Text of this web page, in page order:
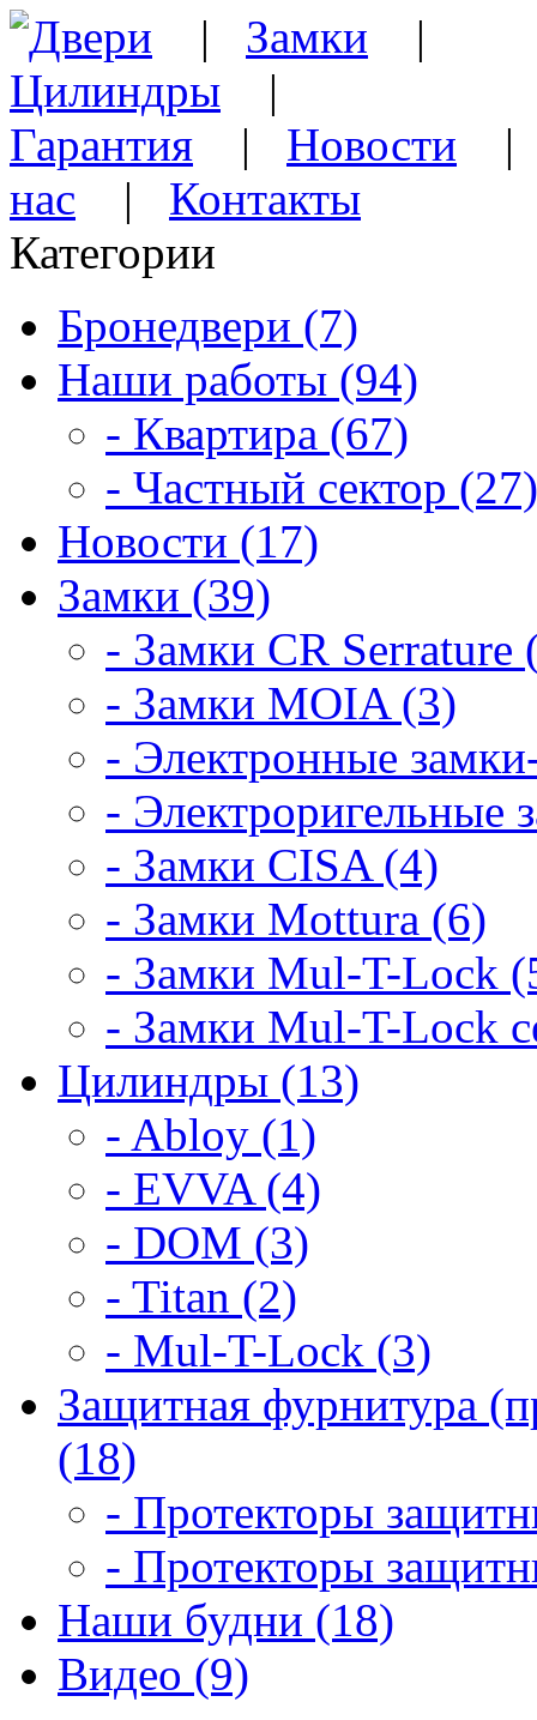
Двери | Замки |
Цилиндры |
Гарантия | Новости
нас | Контакты
Категории
Бронедвери (7)
Наши работы (94)
- Квартира (67)
- Частный сектор (27)
Новости (17)
Замки (39)
- Замки CR Serrature
- Замки MOIA (3)
- Электронные
-
- Замки CISA (4)
- Замки Mottura (6)
- Замки Mul-T-Lock
- Замки Mul-T-Lock
Цилиндры (13)
- Abloy (1)
- EVVA (4)
- DOM (3)
- Titan (2)
- Mul-T-Lock (3)
Защитная фурнитура
(18)
- Протекторы
- Протекторы
Наши будни (18)
Видео (9)